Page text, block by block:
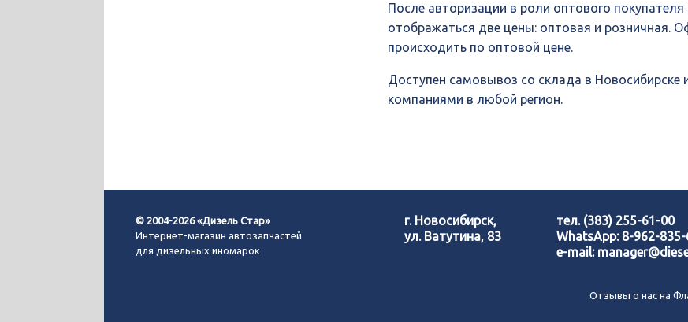
После авторизации в роли оптового
отображаться две цены: оптовая и розничная.
происходить по оптовой цене.
Доступен самовывоз со склада в Новосибирске
компаниями в любой регион.
© 2004-2026 «Дизель Стар»
Интернет-магазин автозапчастей
для дизельных иномарок
г. Новосибирск,
ул. Ватутина, 83
тел. (383) 255-61-00
WhatsApp: 8-962-
e-mail:
Отзывы о нас на